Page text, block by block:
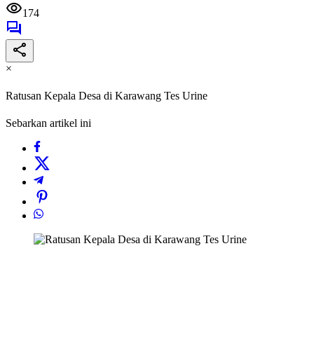
174
×
Ratusan Kepala Desa di Karawang Tes Urine
Sebarkan artikel ini